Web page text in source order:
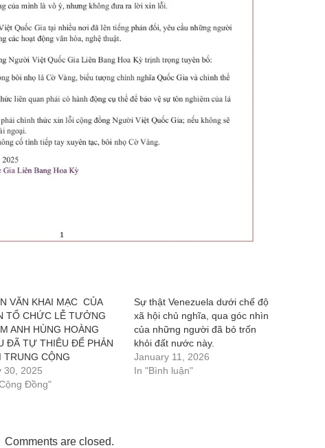
VĂN KHAI MẠC CỦA
TỔ CHỨC LỄ TƯỞNG
ANH HÙNG HOÀNG
ĐÃ TỰ THIÊU ĐỂ PHẢN
TRUNG CỘNG
30, 2025
Đồng"
Sự thật Venezuela dưới chế độ
xã hội chủ nghĩa, qua góc nhìn
của những người đã bỏ trốn
khỏi đất nước này.
January 11, 2026
In "Bình luận"
Comments are closed.